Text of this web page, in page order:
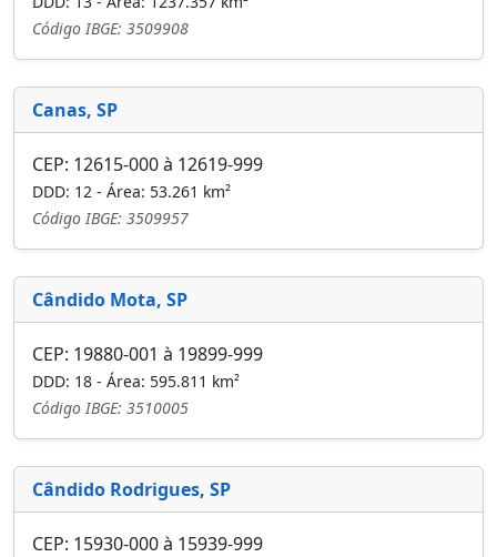
Código IBGE: 3509908
Canas, SP
CEP: 12615-000 à 12619-999
DDD: 12 - Área: 53.261 km²
Código IBGE: 3509957
Cândido Mota, SP
CEP: 19880-001 à 19899-999
DDD: 18 - Área: 595.811 km²
Código IBGE: 3510005
Cândido Rodrigues, SP
CEP: 15930-000 à 15939-999